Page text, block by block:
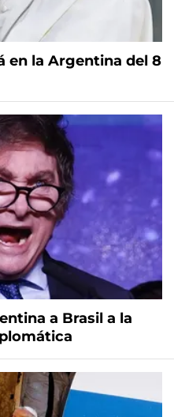
en la Argentina del 8
a Brasil a la